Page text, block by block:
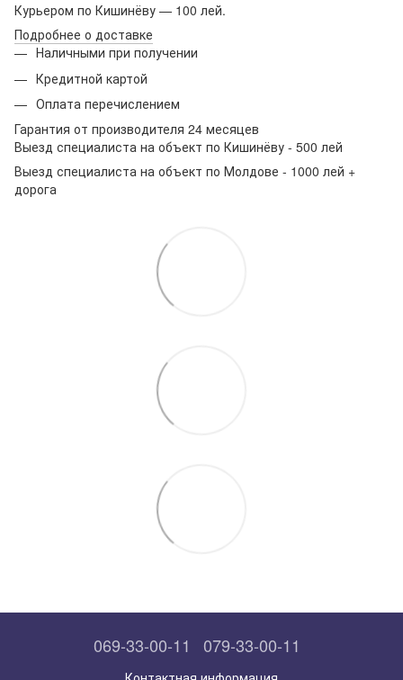
Курьером по Кишинёву — 100 лей.
Подробнее о доставке
Наличными при получении
Кредитной картой
Оплата перечислением
Гарантия от производителя 24 месяцев
Выезд специалиста на объект по Кишинёву - 500 лей
Выезд специалиста на объект по Молдове - 1000 лей +
дорога
069-33-00-11 079-33-00-11